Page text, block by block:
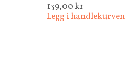
139,00kr
Legg i handlekurven